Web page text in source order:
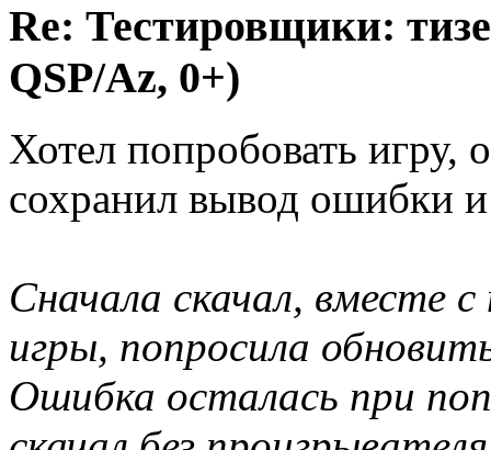
Re: Тестировщики:
QSP/Az, 0+)
Хотел попробовать игру,
сохранил вывод ошибки
Сначала скачал, вместе
игры, попросила
Ошибка осталась при